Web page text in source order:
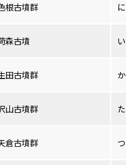
根古墳群
森古墳
田古墳群
山古墳群
倉古墳群